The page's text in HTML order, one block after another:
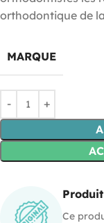
orthodontique de
MARQUE
Ce